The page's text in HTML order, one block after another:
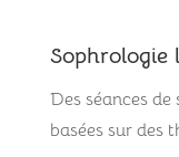
Sophrologie
Des séances
basées sur des